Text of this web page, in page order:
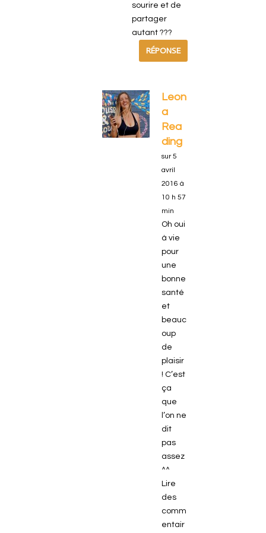
sourire et de
partager
autant ???
RÉPONSE
Leon
a
Rea
ding
sur 5
avril
2016 à
10 h 57
min
Oh oui
à vie
pour
une
bonne
santé
et
beauc
oup
de
plaisir
! C’est
ça
que
l’on ne
dit
pas
assez
^^
Lire
des
comm
entair